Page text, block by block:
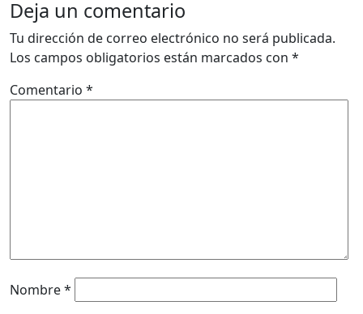
Deja un comentario
Tu dirección de correo electrónico no será publicada.
Los campos obligatorios están marcados con *
Comentario *
Nombre*